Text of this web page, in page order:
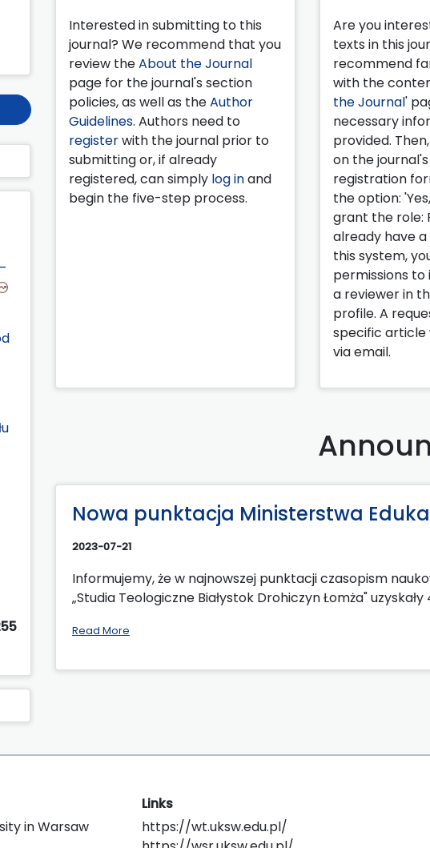
Interested in submitting to this
journal? We recommend that you
review theAbout the Journal
page for the journal's section
policies, as well as theAuthor
Guidelines. Authors need to
registerwith the journal prior to
submitting or, if already
registered, can simply log inand
begin the five-step process.
Are you
texts in this
recommend
with the
the Journal'
necessary
provided.
on the
registration
the option:
grant the role:
already have
this system,
permissions
a reviewer in
profile. A
specific article
via email.
Nowa punktacja Ministerstwa
2023-07-21
Informujemy, że w najnowszej punktacji czasopism
„Studia Teologiczne Białystok Drohiczyn Łomża"
Read More
in Warsaw
Links
https://wt.uksw.edu.pl/